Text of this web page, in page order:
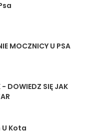
MOCZNICY U PSA
- DOWIEDZ SIĘ JAK
U Kota